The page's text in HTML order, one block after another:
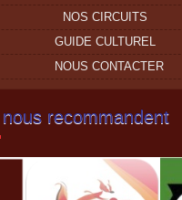
NOS CIRCUITS
GUIDE CULTUREL
NOUS CONTACTER
recommandent